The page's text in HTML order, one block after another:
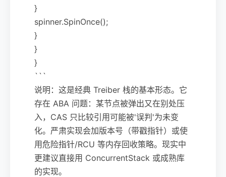
}
spinner.SpinOnce();
}
}
}
```
说明：这是经典 Treiber 栈的基本形态。它
存在 ABA 问题：某节点被弹出又在别处压
入，CAS 只比较引用可能被'误判'为未变
化。严肃实现会加版本号（带戳指针）或使
用危险指针/RCU 等内存回收策略。现实中
更建议直接用 ConcurrentStack 或成熟库
的实现。